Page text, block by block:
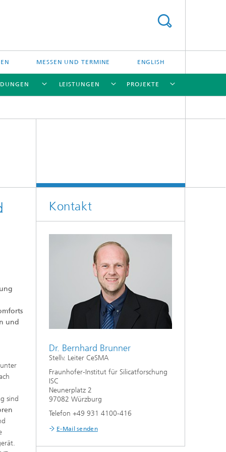
MESSEN UND TERMINE ENGLISH
LEISTUNGEN PROJEKTE
und
sind
Kontakt
Dr. Bernhard Brunner
Stellv. Leiter CeSMA
Fraunhofer-Institut für Silicatforschung
ISC
Neunerplatz 2
97082 Würzburg
Telefon +49 931 4100-416
E-Mail senden